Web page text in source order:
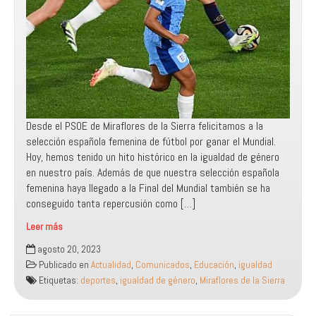
Desde el PSOE de Miraflores de la Sierra felicitamos a la
selección española femenina de fútbol por ganar el Mundial.
Hoy, hemos tenido un hito histórico en la igualdad de género
en nuestro país. Además de que nuestra selección española
femenina haya llegado a la Final del Mundial también se ha
conseguido tanta repercusión como […]
Leer más
Instamos
al
Ayuntamiento
a
tomar
agosto 20, 2023
Publicado en Actualidad, Comunicados, Educación, igualdad
Etiquetas: deportes, igualdad de género, Miraflores de la Sierra